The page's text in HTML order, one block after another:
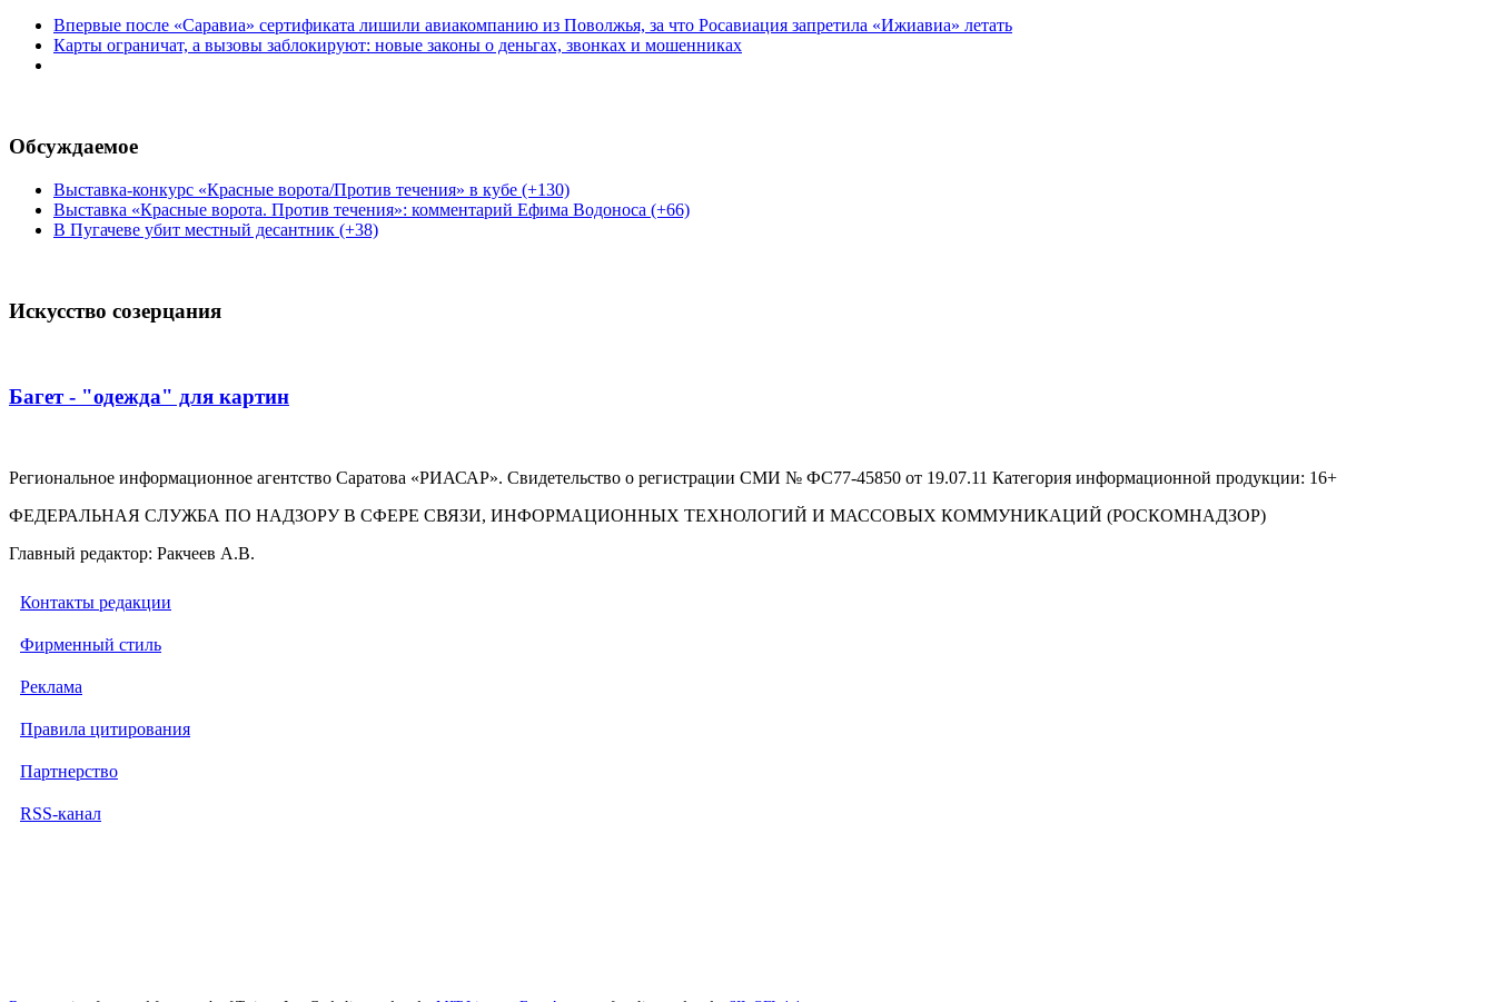
Впервые после «Саравиа» сертификата лишили авиакомпанию из Поволжья, за что Росавиация запретила «Ижиавиа» летать
Карты ограничат, а вызовы заблокируют: новые законы о деньгах, звонках и мошенниках
Обсуждаемое
Выставка-конкурс «Красные ворота/Против течения» в кубе (+130)
Выставка «Красные ворота. Против течения»: комментарий Ефима Водоноса (+66)
В Пугачеве убит местный десантник (+38)
Искусство созерцания
Багет - "одежда" для картин
Региональное информационное агентство Саратова «РИАСАР». Свидетельство о регистрации СМИ № ФС77-45850 от 19.07.11 Категория информационной продукции: 16+
ФЕДЕРАЛЬНАЯ СЛУЖБА ПО НАДЗОРУ В СФЕРЕ СВЯЗИ, ИНФОРМАЦИОННЫХ ТЕХНОЛОГИЙ И МАССОВЫХ КОММУНИКАЦИЙ (РОСКОМНАДЗОР)
Главный редактор: Ракчеев А.В.
Контакты редакции
Фирменный стиль
Реклама
Правила цитирования
Партнерство
RSS-канал